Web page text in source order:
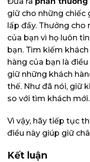
giữ cho những chiếc
lấp đầy. Thưởng
của bạn vì họ luôn
bạn. Tìm kiếm
hàng của bạn là
giữ những khách
thế. Như đã nói, giữ
so với tìm khách mới.
Vì vậy, hãy tiếp tục
điều này giúp giữ
Kết luận